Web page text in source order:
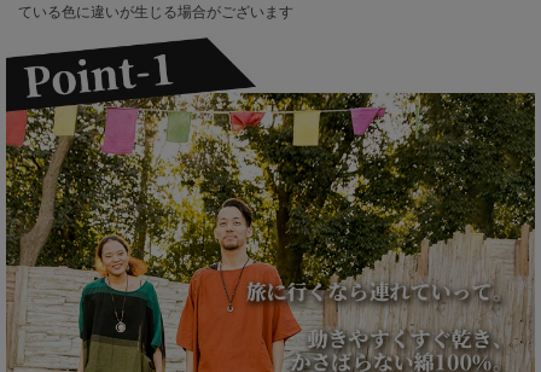
ている色に違いが生じる場合がございます